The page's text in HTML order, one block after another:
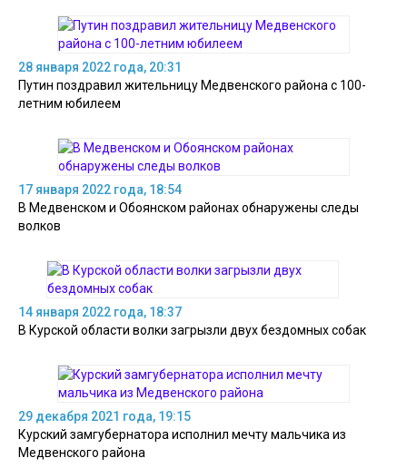
28 января 2022 года, 20:31
Путин поздравил жительницу Медвенского района с 100-
летним юбилеем
17 января 2022 года, 18:54
В Медвенском и Обоянском районах обнаружены следы
волков
14 января 2022 года, 18:37
В Курской области волки загрызли двух бездомных собак
29 декабря 2021 года, 19:15
Курский замгубернатора исполнил мечту мальчика из
Медвенского района